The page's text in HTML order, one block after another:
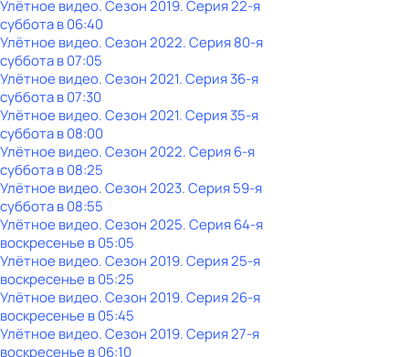
Улётное видео. Сезон 2019. Серия 22-я
субботав06:40
Улётное видео. Сезон 2022. Серия 80-я
субботав07:05
Улётное видео. Сезон 2021. Серия 36-я
субботав07:30
Улётное видео. Сезон 2021. Серия 35-я
субботав08:00
Улётное видео. Сезон 2022. Серия 6-я
субботав08:25
Улётное видео. Сезон 2023. Серия 59-я
субботав08:55
Улётное видео. Сезон 2025. Серия 64-я
воскресенье в05:05
Улётное видео. Сезон 2019. Серия 25-я
воскресенье в05:25
Улётное видео. Сезон 2019. Серия 26-я
воскресенье в05:45
Улётное видео. Сезон 2019. Серия 27-я
воскресенье в06:10